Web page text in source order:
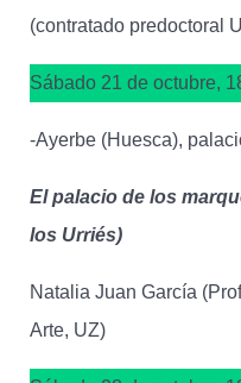
(contratado predoctoral
Sábado 21 de octubre,
-Ayerbe (Huesca),
El palacio de los
los Urriés)
Natalia Juan García
Arte, UZ)